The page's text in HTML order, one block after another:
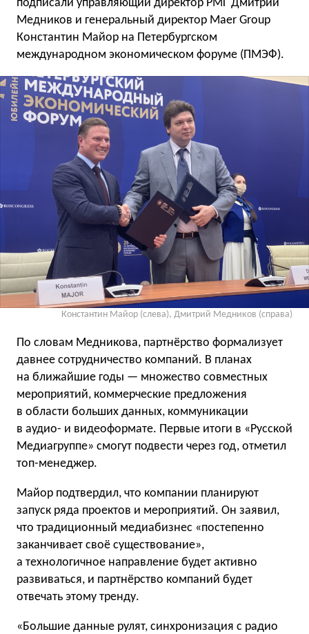
подписали управляющий директор РМГ Дмитрий
Медников и генеральный директор Maer Group
Константин Майор на Петербургском
международном экономическом форуме (ПМЭФ).
Константин Майор (слева), Дмитрий Медников (справа)
По словам Медникова, партнёрство формализует
давнее сотрудничество компаний. В планах
на ближайшие годы — множество совместных
мероприятий, коммерческие предложения
в области больших данных, коммуникации
в аудио- и видеоформате. Первые итоги в «Русской
Медиагруппе» смогут подвести через год, отметил
топ-менеджер.
Майор подтвердил, что компании планируют
запуск ряда проектов и мероприятий. Он заявил,
что традиционный медиабизнес «постепенно
заканчивает своё существование»,
а технологичное направление будет активно
развиваться, и партнёрство компаний будет
отвечать этому тренду.
«Большие данные рулят, синхронизация с радио